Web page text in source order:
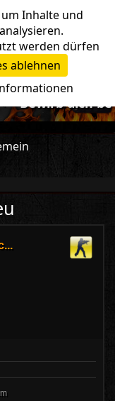
Bewirb dich bei
Inhalte und
werden dürfen
ablehnen